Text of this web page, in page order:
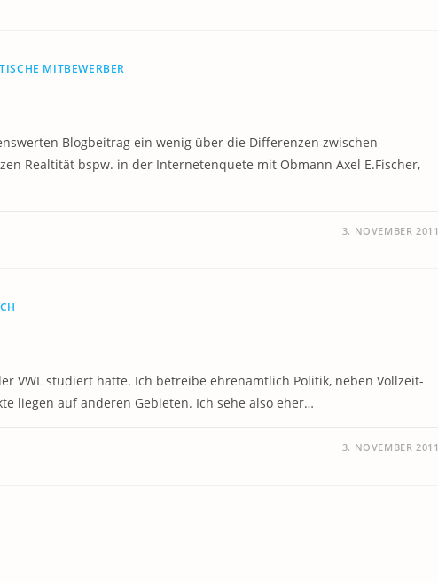
MITBEWERBER
Blogbeitrag ein wenig über die Differenzen zwischen
Realtität bspw. in der Internetenquete mit Obmann Axel E.Fischer,
3. NOVEMBER 2011
VWL studiert hätte. Ich betreibe ehrenamtlich Politik, neben Vollzeit-
liegen auf anderen Gebieten. Ich sehe also eher…
3. NOVEMBER 2011